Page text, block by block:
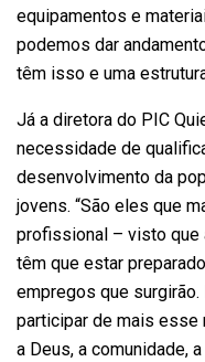
equipamentos e
podemos dar
têm isso e uma
Já a diretora do PIC
necessidade de
desenvolvimento da
jovens. “São eles que
profissional – visto que
têm que estar
empregos que
participar de mais esse
a Deus, a comunidade,